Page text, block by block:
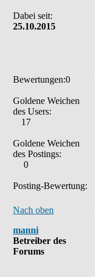
Dabei seit:
25.10.2015
Bewertungen:0
Goldene Weichen
des Users:
17
Goldene Weichen
des Postings:
0
Posting-Bewertung:
Nach oben
manni
Betreiber des
Forums